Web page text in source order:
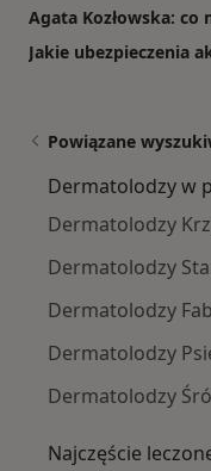
Agata Kozłowska: co
Jakie ubezpieczenia
Powiązane
Dermatolodzy w
Dermatolodzy
Dermatolodzy
Dermatolodzy
Dermatolodzy
Dermatolodzy
Najczęście